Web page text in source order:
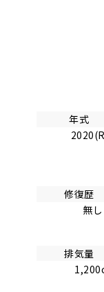
年式
修復歴
無し
排気量